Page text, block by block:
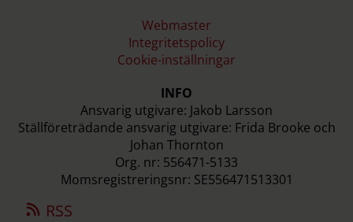
Webmaster
Integritetspolicy
Cookie-inställningar
INFO
Ansvarig utgivare: Jakob Larsson
Ställföreträdande ansvarig utgivare: Frida Brooke och
Johan Thornton
Org. nr: 556471-5133
Momsregistreringsnr: SE556471513301
RSS